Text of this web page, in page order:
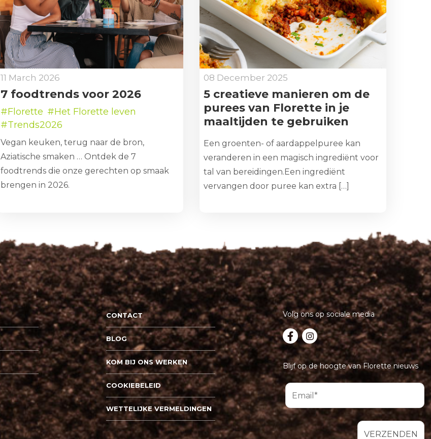
11 March 2026
7 foodtrends voor 2026
#Florette #Het Florette leven
#Trends2026
Vegan keuken, terug naar de bron,
Aziatische smaken … Ontdek de 7
foodtrends die onze gerechten op smaak
brengen in 2026.
08 December 2025
5 creatieve manieren om de
purees van Florette in je
maaltijden te gebruiken
Een groenten- of aardappelpuree kan
veranderen in een magisch ingrediënt voor
tal van bereidingen.Een ingrediënt
vervangen door puree kan extra […]
CONTACT
BLOG
KOM BIJ ONS WERKEN
COOKIEBELEID
WETTELIJKE VERMELDINGEN
Volg ons op sociale media
Blijf op de hoogte van Florette nieuws